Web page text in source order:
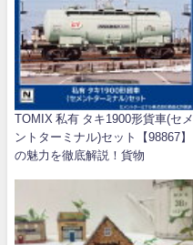
TOMIX 私有 タキ1900形貨車(セメ
ントターミナル)セット【98867】
の魅力を徹底解説！貨物